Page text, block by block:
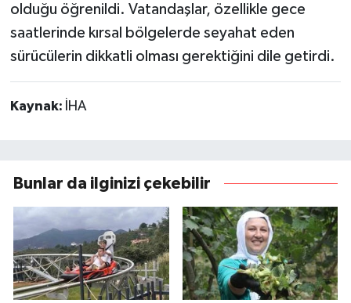
olduğu öğrenildi. Vatandaşlar, özellikle gece
saatlerinde kırsal bölgelerde seyahat eden
sürücülerin dikkatli olması gerektiğini dile getirdi.
Kaynak: İHA
Bunlar da ilginizi çekebilir